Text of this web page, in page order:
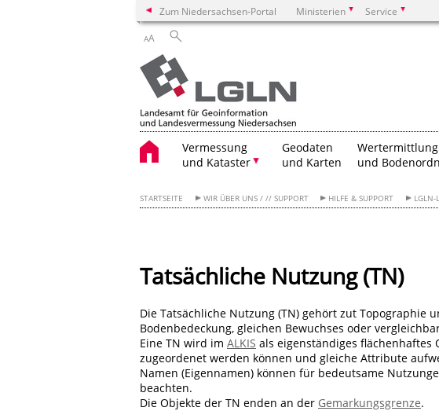
Zum Niedersachsen-Portal Ministerien Service
AA
Vermessung
und Kataster
Geodaten
und Karten
Wertermittlung
und
STARTSEITE WIR ÜBER UNS / // SUPPORT HILFE & SUPPORT LGLN-
Tatsächliche Nutzung (TN)
Die Tatsächliche Nutzung (TN) gehört zut Topographie
Bodenbedeckung, gleichen Bewuchses oder
Eine TN wird im ALKIS als eigenständiges flächenhaftes
zugeordenet werden können und gleiche Attribute
Namen (Eigennamen) können für bedeutsame
beachten.
Die Objekte der TN enden an der Gemarkungsgrenze.